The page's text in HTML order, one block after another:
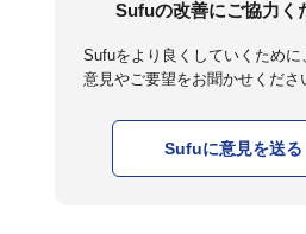
Sufuの改善にご協力く
Sufuをより良くしていくために
意見やご要望をお聞かせくださ
Sufuに意見を送る